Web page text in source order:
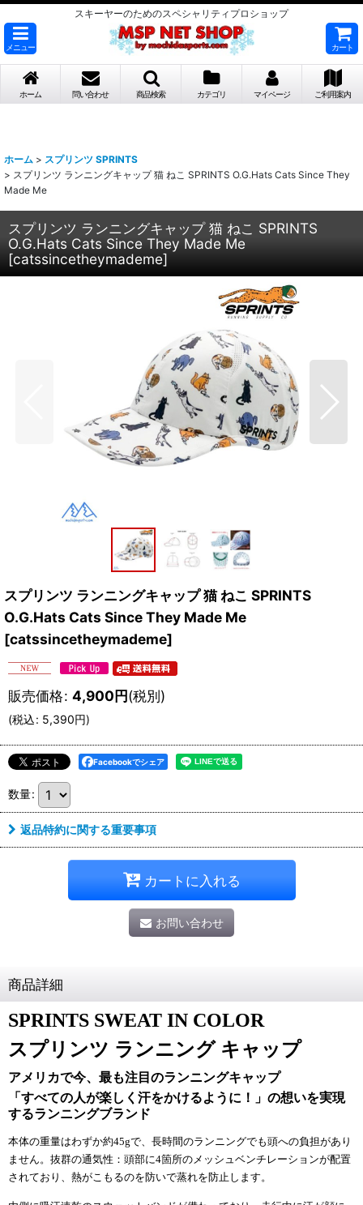
スキーヤーのためのスペシャリティプロショップ
メニュー カート
ホーム 問い合わせ 商品検索 カテゴリ マイページ ご利用案内
ホーム > スプリンツ SPRINTS
> スプリンツ ランニングキャップ 猫 ねこ SPRINTS O.G.Hats Cats Since They
Made Me
スプリンツ ランニングキャップ 猫 ねこ SPRINTS
O.G.Hats Cats Since They Made Me
[catssincetheymademe]
スプリンツ ランニングキャップ 猫 ねこ SPRINTS
O.G.Hats Cats Since They Made Me
[catssincetheymademe]
販売価格: 4,900円(税別)
(税込: 5,390円)
Facebookでシェア
数量:
返品特約に関する重要事項
カートに入れる
お問い合わせ
商品詳細
SPRINTS SWEAT IN COLOR
スプリンツ ランニング キャップ
アメリカで今、最も注目のランニングキャップ
「すべての人が楽しく汗をかけるように！」 の想いを実現
するランニングブランド
本体の重量はわずか約45gで、長時間のランニングでも頭への負担があり
ません。抜群の通気性：頭部に4箇所のメッシュベンチレーションが配置
されており、熱がこもるのを防いで蒸れを防止します。